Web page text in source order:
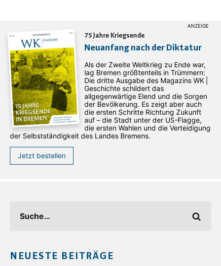
75 Jahre Kriegsende
Neuanfang nach der Diktatur
Als der Zweite Weltkrieg zu Ende war,
lag Bremen größtenteils in Trümmern:
Die dritte Ausgabe des ­Magazins WK |
Geschichte schildert das
allgegenwärtige Elend und die Sorgen
der Bevölkerung. Es zeigt aber auch
die ersten Schritte Richtung Zukunft
auf – die Stadt unter der US-Flagge,
die ersten Wahlen und die Verteidigung
der Selbstständigkeit des Landes Bremens.
Jetzt bestellen
NEUESTE BEITRÄGE